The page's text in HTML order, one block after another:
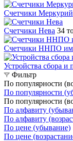
Счетчики Меркурий
Счетчики Нева 34
Счетчики ННПО
Устройства сбора
Фильтр
По популярности
По популярности
По популярности
По алфавиту
По алфавиту
По цене (убывание)
По цене